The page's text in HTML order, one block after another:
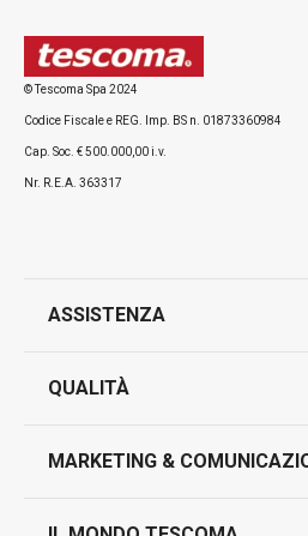
© Tescoma Spa 2024
Codice Fiscale e REG. Imp. BS n. 01873360984
Cap. Soc. € 500.000,00 i.v.
Nr. R.E.A. 363317
ASSISTENZA
contatti
QUALITÀ
MARKETING &